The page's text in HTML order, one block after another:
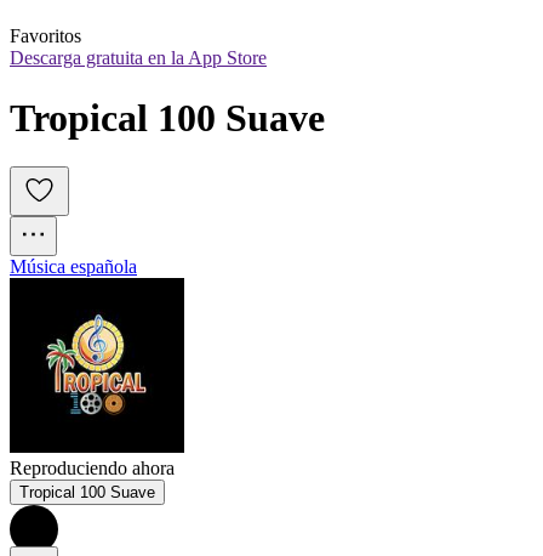
Favoritos
Descarga gratuita en la App Store
Tropical 100 Suave
Música española
Reproduciendo ahora
Tropical 100 Suave